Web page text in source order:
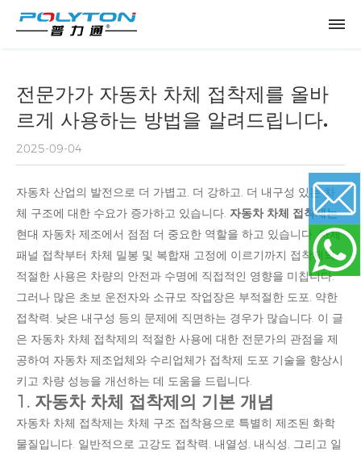
전문가가 자동차 차체 접착제를 올바
르게 사용하는 방법을 알려드립니다.
2025-09-04
자동차 산업의 발전으로 더 가볍고, 더 강하고, 더 내구성 있는 차
체 구조에 대한 수요가 증가하고 있습니다. 자동차 차체 접착제는
현대 자동차 제조에서 점점 더 중요한 역할을 하고 있습니다. 차체
패널 접착부터 차체 밀봉 및 복합재 고정에 이르기까지 접착제의
적절한 사용은 차량의 안전과 수명에 직접적인 영향을 미칩니다.
그러나 많은 초보 운전자와 소규모 작업장은 부적절한 도포, 약한
접착력, 낮은 내구성 등의 문제에 직면하는 경우가 많습니다. 이 글
은 자동차 차체 접착제의 적절한 사용에 대한 전문가의 관점을 제
공하여 자동차 제조업체와 수리업체가 접착제 도포 기술을 향상시
키고 차량 성능을 개선하는 데 도움을 드립니다.
1. 자동차 차체 접착제의 기본 개념
자동차 차체 접착제는 차체 구조 접착용으로 특별히 제조된 화학
물질입니다. 일반적으로 고강도 접착력, 내열성, 내식성, 그리고 일
Email
WhatsApp